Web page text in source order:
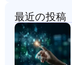
最近の投稿